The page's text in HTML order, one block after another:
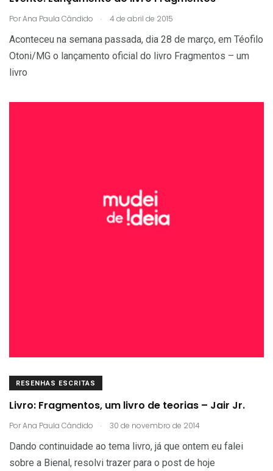
PorAna Paula Cândido . 4 de abril de 2015
Aconteceu na semana passada, dia 28 de março, em Téofilo
Otoni/MG o lançamento oficial do livro Fragmentos – um
livro
RESENHAS ESCRITAS
Livro: Fragmentos, um livro de teorias – Jair Jr.
PorAna Paula Cândido . 30 de novembro de 2014
Dando continuidade ao tema livro, já que ontem eu falei
sobre a Bienal, resolvi trazer para o post de hoje